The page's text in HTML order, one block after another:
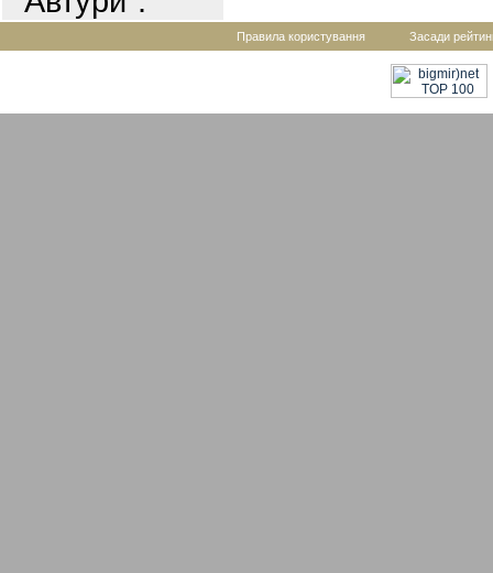
Правила користування Засади